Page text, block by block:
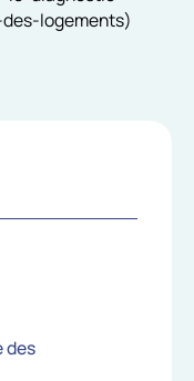
des
logements)